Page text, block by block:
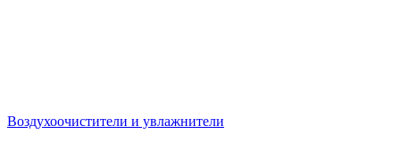
Воздухоочистители и увлажнители